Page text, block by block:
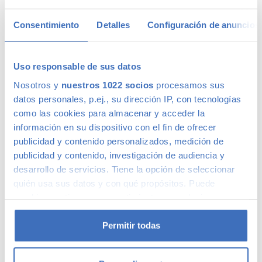
Consentimiento Detalles Configuración de anuncios
Uso responsable de sus datos
Nosotros y nuestros 1022 socios procesamos sus
datos personales, p.ej., su dirección IP, con tecnologías
como las cookies para almacenar y acceder la
información en su dispositivo con el fin de ofrecer
publicidad y contenido personalizados, medición de
publicidad y contenido, investigación de audiencia y
desarrollo de servicios. Tiene la opción de seleccionar
quién usa sus datos y con qué propósitos. Puede
momento desde la Declaración de cookies o clicando en
el Menú de consentimiento.Permitir todas
Madrid
Rojo
+2
RENAULT CLIO
Limited Energy dCi 66 kW (90 CV)
2017 87.638kms Diésel
Manual
Madrid
172 €
10.945
Rojo